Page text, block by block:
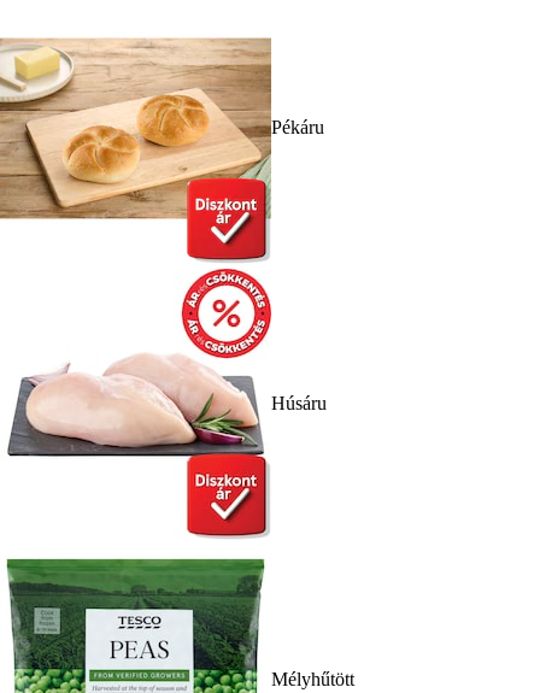
Pékáru
Húsáru
Mélyhűtött